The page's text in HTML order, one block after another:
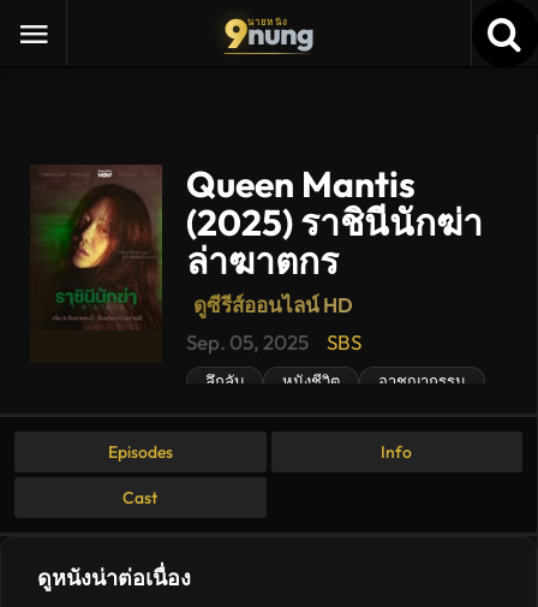
9นายหนัง
nung
Queen Mantis
(2025) ราชินีนักฆ่า
ล่าฆาตกร
ดูซีรีส์ออนไลน์ HD
Sep. 05, 2025
SBS
Queen
Mantis
(2025)
ฆ่า
ฆาตกร
ซี
พากย์
ลึกลับ หนังชีวิต อาชญากรรม
Episodes Info
Cast
ดูหนังน่าต่อเนื่อง